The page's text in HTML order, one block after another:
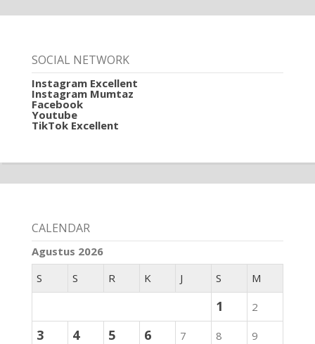
SOCIAL NETWORK
Instagram Excellent
Instagram Mumtaz
Facebook
Youtube
TikTok Excellent
CALENDAR
Agustus 2026
S
S R K J S M
1 2
3 4 5 6 7 8
9